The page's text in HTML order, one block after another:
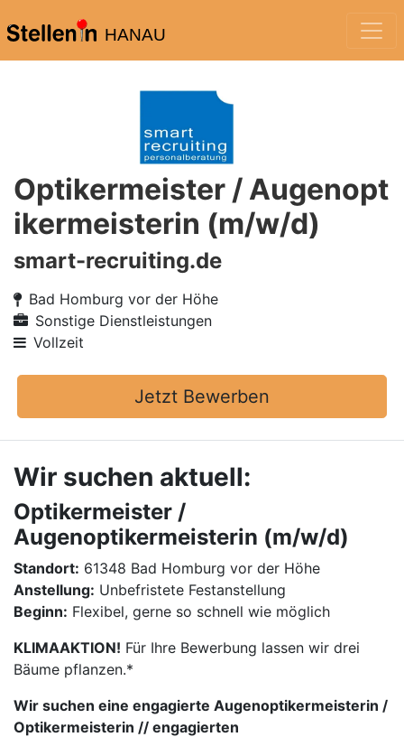
HANAU
Optikermeister / Augenopt
ikermeisterin (m/w/d)
smart-recruiting.de
Bad Homburg vor der Höhe
Sonstige Dienstleistungen
Vollzeit
Jetzt Bewerben
Wir suchen aktuell:
Optikermeister /
Augenoptikermeisterin (m/w/d)
Standort: 61348 Bad Homburg vor der Höhe
Anstellung: Unbefristete Festanstellung
Beginn: Flexibel, gerne so schnell wie möglich
KLIMAAKTION! Für Ihre Bewerbung lassen wir drei
Bäume pflanzen.*
Wir suchen eine engagierte Augenoptikermeisterin /
Optikermeisterin // engagierten